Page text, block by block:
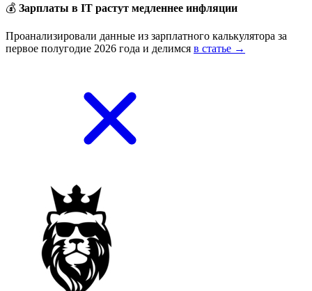
💰 Зарплаты в IT растут медленнее инфляции
Проанализировали данные из зарплатного калькулятора за
первое полугодие 2026 года и делимся в статье →